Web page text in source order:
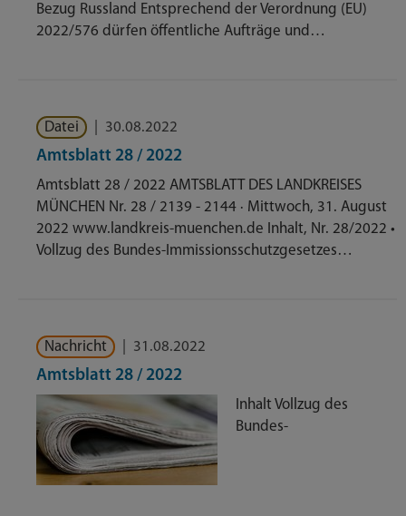
Veröffentlichungen
Bezug Russland Entsprechend der Verordnung (EU)
2022/576 dürfen öffentliche Aufträge und…
Datei 30.08.2022
Amtsblatt 28 / 2022
Amtsblatt 28 / 2022 AMTSBLATT DES LANDKREISES
MÜNCHEN Nr. 28 / 2139 - 2144 · Mittwoch, 31. August
2022 www.landkreis-muenchen.de Inhalt, Nr. 28/2022 •
Vollzug des Bundes-Immissionsschutzgesetzes…
Nachricht 31.08.2022
Amtsblatt 28 / 2022
Inhalt Vollzug des
Bundes-